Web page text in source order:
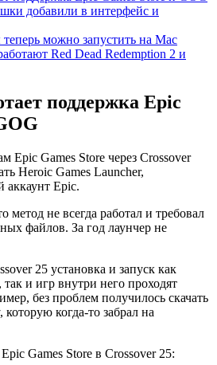
добавили в интерфейс и
можно запустить на Mac
Red Dead Redemption 2 и
поддержка Epic
Epic Games Store через Crossover
Heroic Games Launcher,
аккаунт Epic.
метод не всегда работал и требовал
файлов. За год лаунчер не
25 установка и запуск как
и игр внутри него проходят
без проблем получилось скачать
когда-то забрал на
Games Store в Crossover 25: